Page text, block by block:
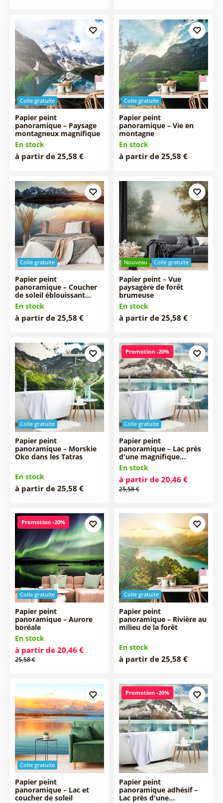
Colle gratuite
Papier peint
panoramique – Paysage
montagneux magnifique
En stock
à partir de 25,58 €
Colle gratuite
Papier peint
panoramique – Vie en
montagne
En stock
à partir de 25,58 €
Colle gratuite
Papier peint
panoramique – Coucher
de soleil éblouissant…
En stock
à partir de 25,58 €
Nouveau Colle gratuite
Papier peint – Vue
paysagère de forêt
brumeuse
En stock
à partir de 25,58 €
Colle gratuite
Papier peint
panoramique – Morskie
Oko dans les Tatras
En stock
à partir de 25,58 €
Colle gratuite
Promotion -20%
Papier peint
panoramique – Lac près
d'une magnifique…
En stock
à partir de 20,46 €
25,58 €
Colle gratuite
Promotion -20%
Papier peint
panoramique – Aurore
boréale
En stock
à partir de 20,46 €
25,58 €
Colle gratuite
Papier peint
panoramique – Rivière au
milieu de la forêt
En stock
à partir de 25,58 €
Colle gratuite
Papier peint
panoramique – Lac et
coucher de soleil
Promotion -20%
Papier peint
panoramique adhésif –
Lac près d'une…